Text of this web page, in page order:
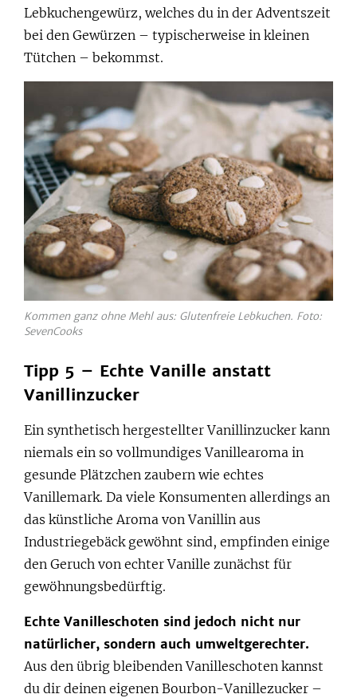
Lebkuchengewürz, welches du in der Adventszeit
bei den Gewürzen – typischerweise in kleinen
Tütchen – bekommst.
Kommen ganz ohne Mehl aus: Glutenfreie Lebkuchen. Foto:
SevenCooks
Tipp 5 – Echte Vanille anstatt
Vanillinzucker
Ein synthetisch hergestellter Vanillinzucker kann
niemals ein so vollmundiges Vanillearoma in
gesunde Plätzchen zaubern wie echtes
Vanillemark. Da viele Konsumenten allerdings an
das künstliche Aroma von Vanillin aus
Industriegebäck gewöhnt sind, empfinden einige
den Geruch von echter Vanille zunächst für
gewöhnungsbedürftig.
Echte Vanilleschoten sind jedoch nicht nur
natürlicher, sondern auch umweltgerechter.
Aus den übrig bleibenden Vanilleschoten kannst
du dir deinen eigenen Bourbon-Vanillezucker –